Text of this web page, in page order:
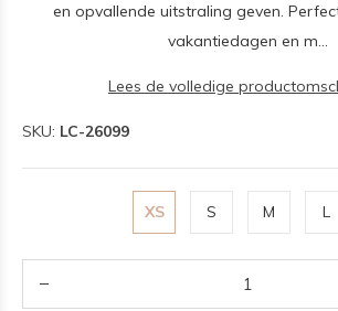
en opvallende uitstraling geven.
vakantiedagen en m...
Lees de volledige
SKU: LC-26099
XS S M L